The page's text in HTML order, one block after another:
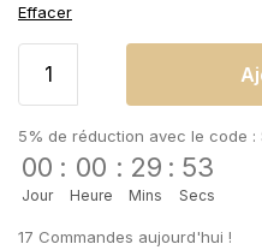
Effacer
5% de réduction avec le code :
00
Jour
: 00
Heure
: 29
Mins
: 52
Secs
17 Commandes aujourd'hui !